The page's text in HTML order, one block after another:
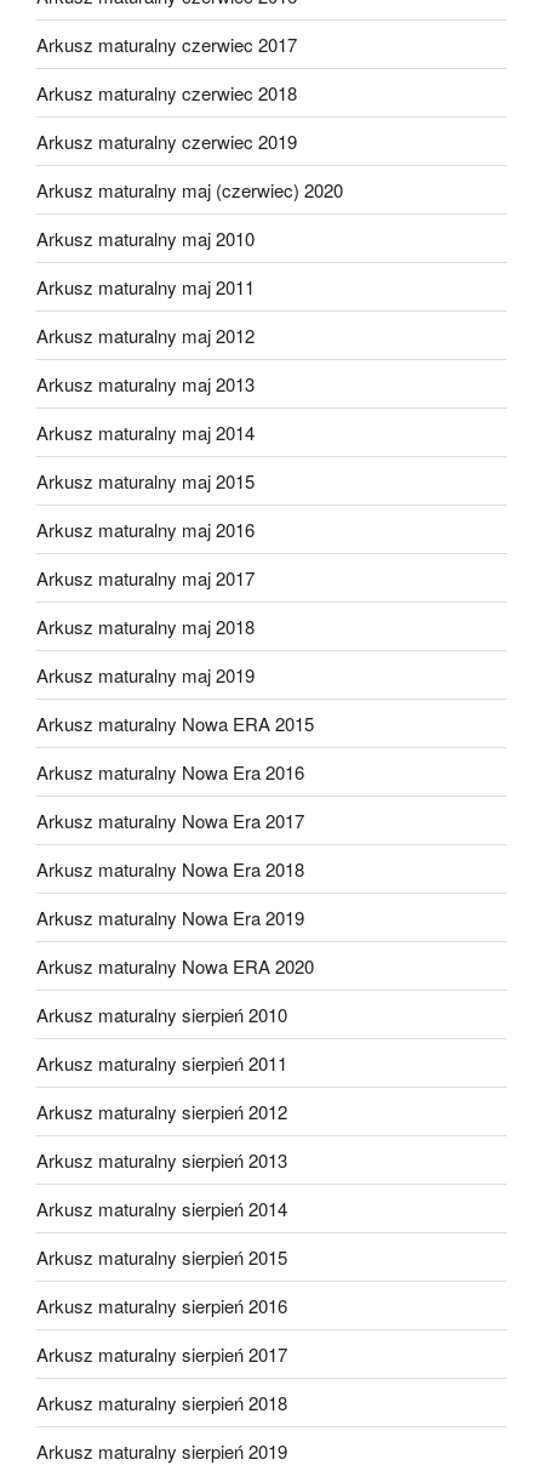
Arkusz maturalny czerwiec 2017
Arkusz maturalny czerwiec 2018
Arkusz maturalny czerwiec 2019
Arkusz maturalny maj (czerwiec) 2020
Arkusz maturalny maj 2010
Arkusz maturalny maj 2011
Arkusz maturalny maj 2012
Arkusz maturalny maj 2013
Arkusz maturalny maj 2014
Arkusz maturalny maj 2015
Arkusz maturalny maj 2016
Arkusz maturalny maj 2017
Arkusz maturalny maj 2018
Arkusz maturalny maj 2019
Arkusz maturalny Nowa ERA 2015
Arkusz maturalny Nowa Era 2016
Arkusz maturalny Nowa Era 2017
Arkusz maturalny Nowa Era 2018
Arkusz maturalny Nowa Era 2019
Arkusz maturalny Nowa ERA 2020
Arkusz maturalny sierpień 2010
Arkusz maturalny sierpień 2011
Arkusz maturalny sierpień 2012
Arkusz maturalny sierpień 2013
Arkusz maturalny sierpień 2014
Arkusz maturalny sierpień 2015
Arkusz maturalny sierpień 2016
Arkusz maturalny sierpień 2017
Arkusz maturalny sierpień 2018
Arkusz maturalny sierpień 2019